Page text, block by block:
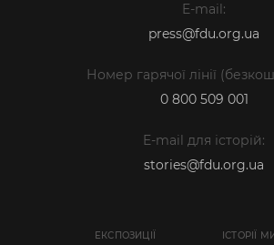
E-mail:
press@fdu.org.ua
Номер гарячої лінії
0 800 509 001
E-mail для історій:
stories@fdu.org.ua
ЕКСПОЗИЦІЇ ІСТОРІЇ